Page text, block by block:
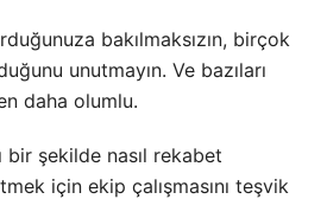
bakılmaksızın, birçok
unutmayın. Ve bazıları
daha olumlu.
bir şekilde nasıl rekabet
için ekip çalışmasını teşvik